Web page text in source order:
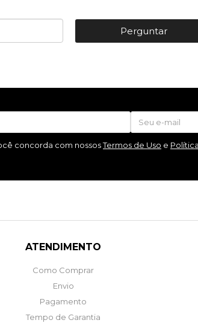
Perguntar
concorda com nossosTermos de Uso e
ATENDIMENTO
Como Comprar
Envio
Pagamento
Tempo de Garantia